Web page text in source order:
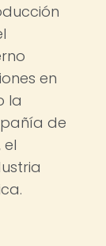
en
la
de
el